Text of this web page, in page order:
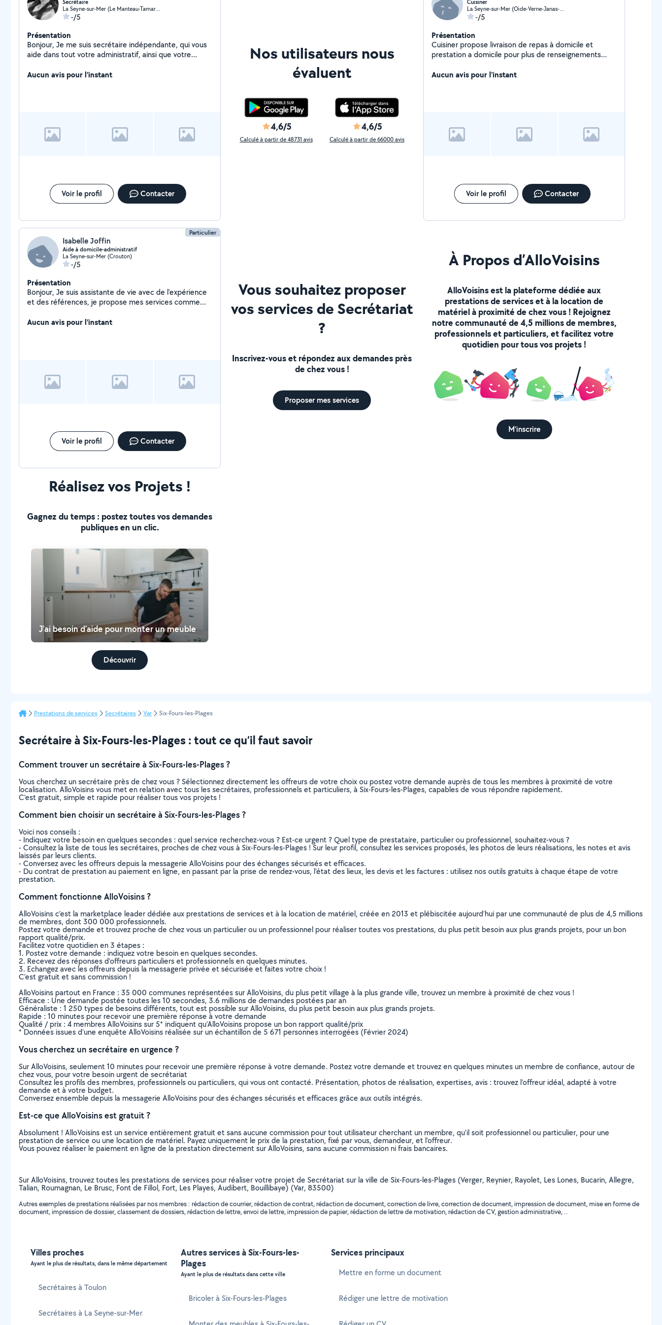
Secrétaire
La Seyne-sur-Mer (Le Manteau-Tamaris)
-/5
Présentation
Bonjour, Je me suis secrétaire indépendante, qui vous
aide dans tout votre administratif, ainsi que votre
professionnels et les particuliers. Je dispose d'un
Aucun avis pour l'instant
Voir le profil Contacter
Nos utilisateurs nous
évaluent
4,6/5
Calculé à partir de 48731 avis
4,6/5
Calculé à partir de 66000 avis
Cuisiner
La Seyne-sur-Mer (Oide-Verne-Janas-Gabrielles-Plan d'Aub-Terres)
-/5
Présentation
Cuisiner propose livraison de repas à domicile et
prestation a domicile pour plus de renseignements
Aucun avis pour l'instant
Voir le profil Contacter
Particulier
Isabelle Joffin
Aide à domicile-administratif
La Seyne-sur-Mer (Crouton)
-/5
Présentation
Bonjour, Je suis assistante de vie avec de l'expérience
et des références, je propose mes services comme
dépendantes dans les domaines suivants : - Courses et
sens du service, la polyvalence et la discrétion. Je suis
une personne dynamique, je fais preuve de rigueur,
Aucun avis pour l'instant
Voir le profil Contacter
Vous souhaitez proposer
vos services de Secrétariat
?
Inscrivez-vous et répondez aux demandes près
de chez vous !
Proposer mes services
À Propos d’AlloVoisins
AlloVoisins est la plateforme dédiée aux
prestations de services et à la location de
matériel à proximité de chez vous ! Rejoignez
notre communauté de 4,5 millions de membres,
professionnels et particuliers, et facilitez votre
quotidien pour tous vos projets !
M'inscrire
Réalisez vos Projets !
Gagnez du temps : postez toutes vos demandes
publiques en un clic.
J'ai besoin d'aide pour monter un meuble
Découvrir
Prestations de services Secrétaires Var Six-Fours-les-Plages
Secrétaire à Six-Fours-les-Plages : tout ce qu’il faut savoir
Comment trouver un secrétaire à Six-Fours-les-Plages ?
Vous cherchez un secrétaire près de chez vous ? Sélectionnez directement les offreurs de votre choix ou postez votre demande auprès de tous les membres à proximité de votre
localisation. AlloVoisins vous met en relation avec tous les secrétaires, professionnels et particuliers, à Six-Fours-les-Plages, capables de vous répondre rapidement.
C’est gratuit, simple et rapide pour réaliser tous vos projets !
Comment bien choisir un secrétaire à Six-Fours-les-Plages ?
Voici nos conseils :
- Indiquez votre besoin en quelques secondes : quel service recherchez-vous ? Est-ce urgent ? Quel type de prestataire, particulier ou professionnel, souhaitez-vous ?
- Consultez la liste de tous les secrétaires, proches de chez vous à Six-Fours-les-Plages ! Sur leur profil, consultez les services proposés, les photos de leurs réalisations, les notes et avis
laissés par leurs clients.
- Conversez avec les offreurs depuis la messagerie AlloVoisins pour des échanges sécurisés et efficaces.
- Du contrat de prestation au paiement en ligne, en passant par la prise de rendez-vous, l’état des lieux, les devis et les factures : utilisez nos outils gratuits à chaque étape de votre
prestation.
Comment fonctionne AlloVoisins ?
AlloVoisins c’est la marketplace leader dédiée aux prestations de services et à la location de matériel, créée en 2013 et plébiscitée aujourd’hui par une communauté de plus de 4,5 millions
de membres, dont 300 000 professionnels.
Postez votre demande et trouvez proche de chez vous un particulier ou un professionnel pour réaliser toutes vos prestations, du plus petit besoin aux plus grands projets, pour un bon
rapport qualité/prix.
Facilitez votre quotidien en 3 étapes :
1. Postez votre demande : indiquez votre besoin en quelques secondes.
2. Recevez des réponses d’offreurs particuliers et professionnels en quelques minutes.
3. Echangez avec les offreurs depuis la messagerie privée et sécurisée et faites votre choix !
C’est gratuit et sans commission !
AlloVoisins partout en France : 35 000 communes représentées sur AlloVoisins, du plus petit village à la plus grande ville, trouvez un membre à proximité de chez vous !
Efficace : Une demande postée toutes les 10 secondes, 3.6 millions de demandes postées par an
Généraliste : 1 250 types de besoins différents, tout est possible sur AlloVoisins, du plus petit besoin aux plus grands projets.
Rapide : 10 minutes pour recevoir une première réponse à votre demande
Qualité / prix : 4 membres AlloVoisins sur 5* indiquent qu’AlloVoisins propose un bon rapport qualité/prix
* Données issues d’une enquête AlloVoisins réalisée sur un échantillon de 5 671 personnes interrogées (Février 2024)
Vous cherchez un secrétaire en urgence ?
Sur AlloVoisins, seulement 10 minutes pour recevoir une première réponse à votre demande. Postez votre demande et trouvez en quelques minutes un membre de confiance, autour de
chez vous, pour votre besoin urgent de secrétariat
Consultez les profils des membres, professionnels ou particuliers, qui vous ont contacté. Présentation, photos de réalisation, expertises, avis : trouvez l'offreur idéal, adapté à votre
demande et à votre budget.
Conversez ensemble depuis la messagerie AlloVoisins pour des échanges sécurisés et efficaces grâce aux outils intégrés.
Est-ce que AlloVoisins est gratuit ?
Absolument ! AlloVoisins est un service entièrement gratuit et sans aucune commission pour tout utilisateur cherchant un membre, qu’il soit professionnel ou particulier, pour une
prestation de service ou une location de matériel. Payez uniquement le prix de la prestation, fixé par vous, demandeur, et l’offreur.
Vous pouvez réaliser le paiement en ligne de la prestation directement sur AlloVoisins, sans aucune commission ni frais bancaires.
Sur AlloVoisins, trouvez toutes les prestations de services pour réaliser votre projet de Secrétariat sur la ville de Six-Fours-les-Plages (Verger, Reynier, Rayolet, Les Lones, Bucarin, Allegre,
Talian, Roumagnan, Le Brusc, Font de Fillol, Fort, Les Playes, Audibert, Bouillibaye) (Var, 83500)
Autres exemples de prestations réalisées par nos membres : rédaction de courrier, rédaction de contrat, rédaction de document, correction de livre, correction de document, impression de document, mise en forme de
document, impression de dossier, classement de dossiers, rédaction de lettre, envoi de lettre, impression de papier, rédaction de lettre de motivation, rédaction de CV, gestion administrative, ..
Villes proches
Ayant le plus de résultats, dans le même département
Secrétaires à Toulon
Secrétaires à La Seyne-sur-Mer
Autres services à Six-Fours-les-
Plages
Ayant le plus de résultats dans cette ville
Bricoler à Six-Fours-les-Plages
Services principaux
Mettre en forme un document
Rédiger une lettre de motivation